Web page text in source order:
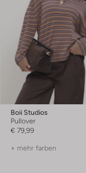
Boii Studios
Pullover
€ 79,99
+ mehr farben